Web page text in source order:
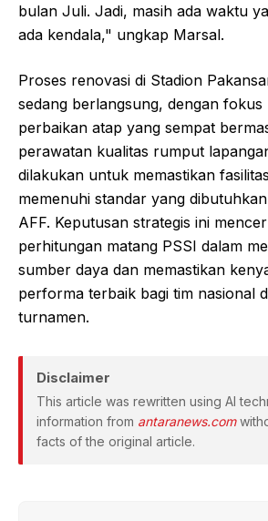
bulan Juli. Jadi, masih ada waktu
ada kendala," ungkap Marsal.
Proses renovasi di Stadion
sedang berlangsung, dengan fokus
perbaikan atap yang sempat
perawatan kualitas rumput
dilakukan untuk memastikan
memenuhi standar yang
AFF. Keputusan strategis ini
perhitungan matang PSSI dalam
sumber daya dan memastikan
performa terbaik bagi tim nasional
turnamen.
Disclaimer
This article was rewritten using AI
information from antaranews.com
facts of the original article.